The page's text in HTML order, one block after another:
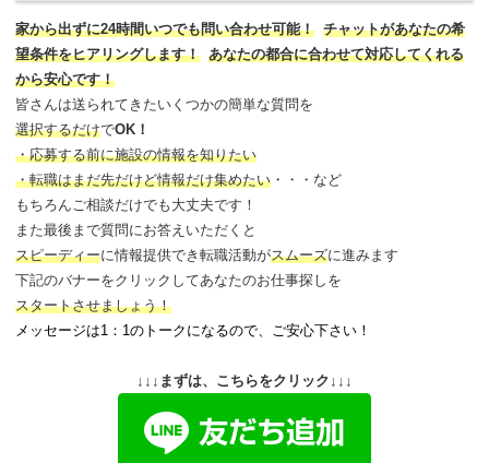
家から出ずに24時間いつでも問い合わせ可能！ チャットがあなたの希
望条件をヒアリングします！ あなたの都合に合わせて対応してくれる
から安心です！
皆さんは送られてきたいくつかの簡単な質問を
選択するだけでOK！
・応募する前に施設の情報を知りたい
・転職はまだ先だけど情報だけ集めたい ・・・など
もちろんご相談だけでも大丈夫です！
また最後まで質問にお答えいただくと
スピーディーに情報提供でき転職活動がスムーズに進みます
下記のバナーをクリックしてあなたのお仕事探しを
スタートさせましょう！
メッセージは1：1のトークになるので、ご安心下さい！
↓↓↓まずは、こちらをクリック↓↓↓